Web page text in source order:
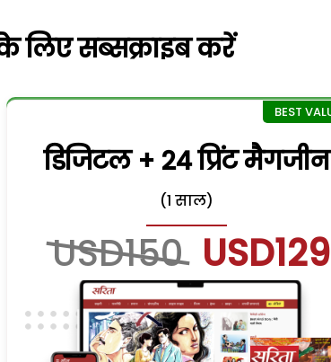
लिए सब्सक्राइब करें
डिजिटल + 24 प्रिंट मैगजीन
(1 साल)
USD150 USD129